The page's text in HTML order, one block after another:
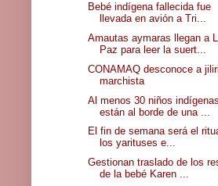
Bebé indígena fallecida fue
llevada en avión a Tri...
Amautas aymaras llegan a
Paz para leer la suert...
CONAMAQ desconoce a jiliri
marchista
Al menos 30 niños indígenas
están al borde de una ...
El fin de semana será el
los yarituses e...
Gestionan traslado de los
de la bebé Karen ...